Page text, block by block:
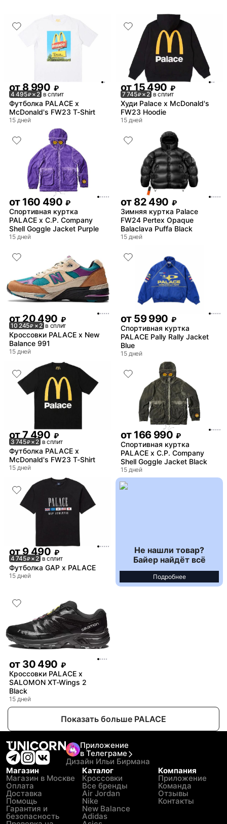
от8 990 ₽
4 495₽× 2 в сплит
Футболка PALACE x
McDonald's FW23 T-Shirt
15 дней
от15 490 ₽
7 745₽× 2 в сплит
Худи Palace x McDonald's
FW23 Hoodie
15 дней
от 160 490 ₽
Спортивная куртка
PALACE x C.P. Company
Shell Goggle Jacket Purple
15 дней
от 82 490 ₽
Зимняя куртка Palace
FW24 Pertex Opaque
Balaclava Puffa Black
15 дней
от 20 490 ₽
10 245₽ × 2 в сплит
Кроссовки PALACE x New
Balance 991
15 дней
от 59 990 ₽
Спортивная куртка
PALACE Pally Rally Jacket
Blue
15 дней
от7 490 ₽
3 745₽× 2 в сплит
Футболка PALACE x
McDonald's FW23 T-Shirt
15 дней
от 166 990 ₽
Спортивная куртка
PALACE x C.P. Company
Shell Goggle Jacket Black
15 дней
от9 490 ₽
4 745₽× 2 в сплит
Футболка GAP x PALACE
15 дней
Не нашли товар?
Байер найдёт всё
Подробнее
от 30 490 ₽
Кроссовки PALACE x
SALOMON XT-Wings 2
Black
15 дней
Показать больше PALACE
Приложение
в Телеграме
Дизайн Ильи Бирмана
Магазин
Магазин в Москве
Оплата
Доставка
Помощь
Гарантия и
безопасность
Каталог
Кроссовки
Все бренды
Air Jordan
Nike
New Balance
Adidas
Компания
Приложение
Команда
Отзывы
Контакты